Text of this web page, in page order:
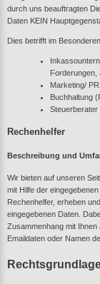
durch uns beauftragten
Daten KEIN
Dies betrifft im
Forderungen,
Marketing/
Buchhaltung
Rechenhelfer
Beschreibung und
Wir bieten auf unseren
mit Hilfe der
Rechenhelfer, erheben
eingegebenen Daten.
Zusammenhang mit
Emaildaten oder Namen